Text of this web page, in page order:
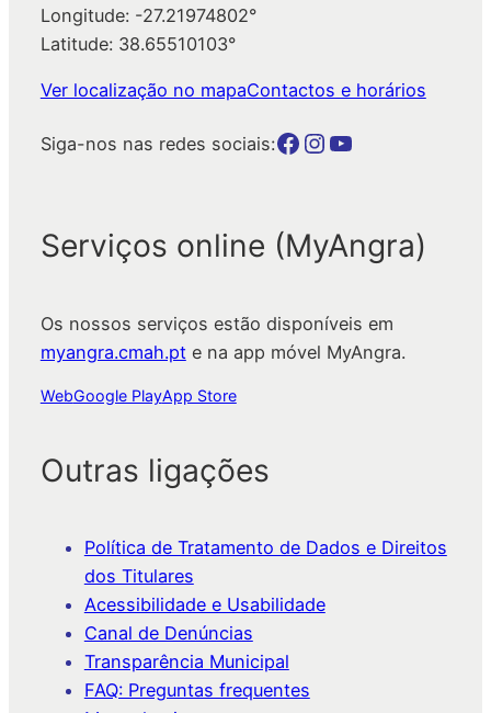
Longitude: -27.21974802°
Latitude: 38.65510103°
Ver localização no mapaContactos e horários
Siga-nos nas redes sociais:Botão para a página da autarquia no Facebook Botão para a página da autarquia no Instagram Botão para a página da autarquia no Youtube
Serviços online (MyAngra)
Os nossos serviços estão disponíveis em
myangra.cmah.pt e na app móvel MyAngra.
WebGoogle PlayApp Store
Outras ligações
Política de Tratamento de Dados e Direitos
dos Titulares
Acessibilidade e Usabilidade
Canal de Denúncias
Transparência Municipal
FAQ: Preguntas frequentes